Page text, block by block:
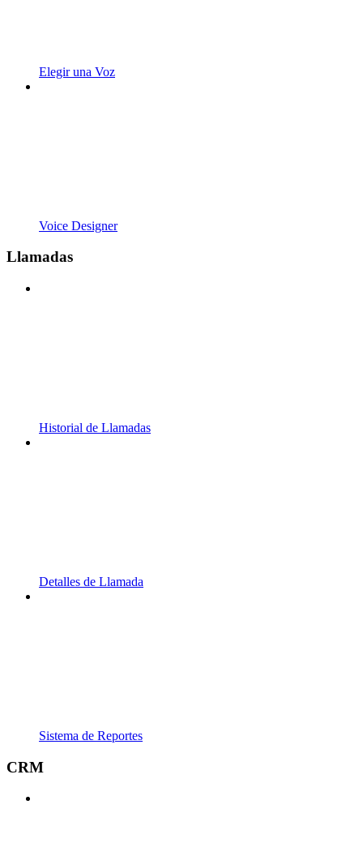
Elegir una Voz
Voice Designer
Llamadas
Historial de Llamadas
Detalles de Llamada
Sistema de Reportes
CRM